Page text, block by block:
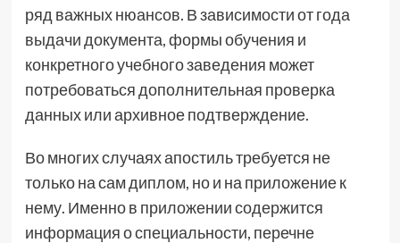
ряд важных нюансов. В зависимости от года
выдачи документа, формы обучения и
конкретного учебного заведения может
потребоваться дополнительная проверка
данных или архивное подтверждение.
Во многих случаях апостиль требуется не
только на сам диплом, но и на приложение к
нему. Именно в приложении содержится
информация о специальности, перечне